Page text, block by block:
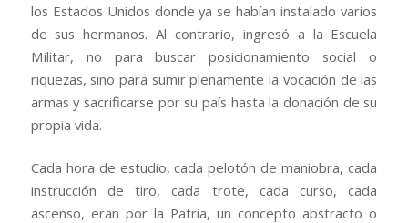
los Estados Unidos donde ya se habían instalado varios
de sus hermanos. Al contrario, ingresó a la Escuela
Militar, no para buscar posicionamiento social o
riquezas, sino para sumir plenamente la vocación de las
armas y sacrificarse por su país hasta la donación de su
propia vida.
Cada hora de estudio, cada pelotón de maniobra, cada
instrucción de tiro, cada trote, cada curso, cada
ascenso, eran por la Patria, un concepto abstracto o